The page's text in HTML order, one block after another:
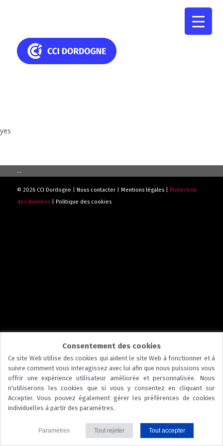
yes
...
© 2026 CCI Dordogne | Nous contacter| Mentions légales| Protection
des données| Politique des cookies
Consentement des cookies
Ce site Web utilise des cookies qui aident le site Web à fonctionner et à
suivre comment vous interagissez avec lui afin que nous puissions vous
offrir une expérience utilisateur améliorée et personnalisée. Nous
n'utiliserons les cookies que si vous y consentez en cliquant sur
Accepter. Vous pouvez également gérer les préférences de cookies
individuelles à partir des paramètres.
Paramètres Tout rejeter Tout accepter